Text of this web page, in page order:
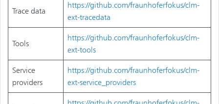
Trace data
https://github.com/fraunhoferfokus/clm-
ext-tracedata
Tools
https://github.com/fraunhoferfokus/clm-
ext-tools
Service
providers
https://github.com/fraunhoferfokus/clm-
ext-service_providers